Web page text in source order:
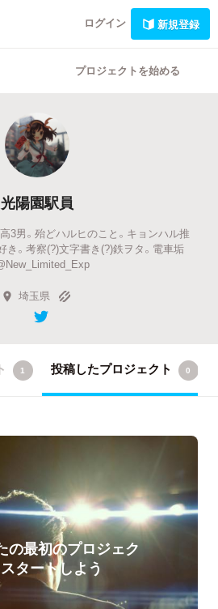
ログイン 新規登録
プロジェクトを始める
光陽園駅員
3男。殆どハルヒのこと。キョンハル推
き。考察(?)文字書き(?)鉄ヲタ。電車垢
埼玉県
1 投稿したプロジェクト 0
の最初のプロジェク
タートしよう